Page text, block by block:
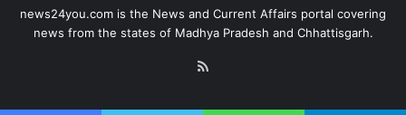
news24you.com is the News and Current Affairs portal covering
news from the states of Madhya Pradesh and Chhattisgarh.
RSS